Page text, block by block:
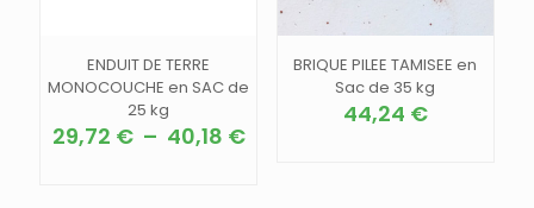
ENDUIT DE TERRE
MONOCOUCHE en SAC de
25 kg
29,72 € – 40,18 €Plage
BRIQUE PILEE TAMISEE en
Sac de 35 kg
44,24 €